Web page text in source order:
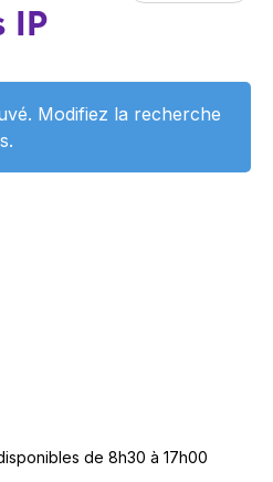
IP
Modifiez la recherche
de 8h30 à 17h00